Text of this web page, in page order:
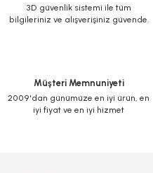
3D güvenlik sistemi ile tüm
bilgileriniz ve alışverişiniz güvende.
Müşteri Memnuniyeti
2009'dan günümüze en iyi ürün, en
iyi fiyat ve en iyi hizmet